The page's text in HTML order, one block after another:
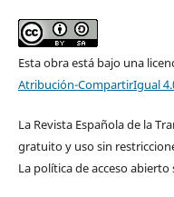
Esta obra está bajo una
Atribución-CompartirIgual
La Revista Española de la
gratuito y uso sin
La política de acceso abierto